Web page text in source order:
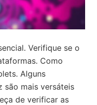
Verifique se o
Como
Alguns
são mais versáteis
de verificar as